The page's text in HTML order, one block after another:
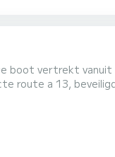
beveiligde
boot is uitgerust voor een